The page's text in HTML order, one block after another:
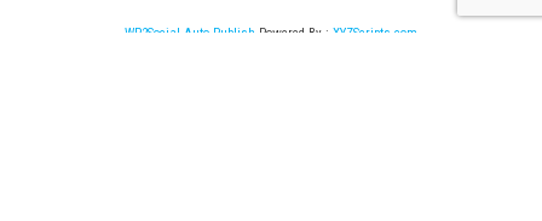
WP2Social Auto Publish Powered By : XYZScripts.com